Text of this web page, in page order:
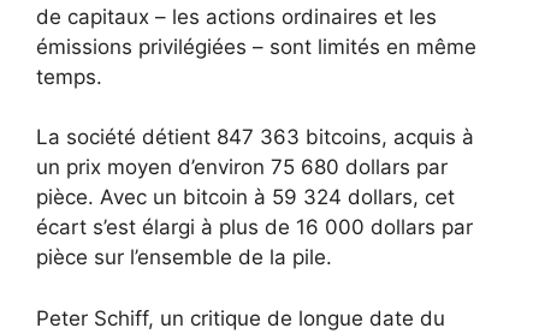
de capitaux – les actions ordinaires et les
émissions privilégiées – sont limités en même
temps.
La société détient 847 363 bitcoins, acquis à
un prix moyen d’environ 75 680 dollars par
pièce. Avec un bitcoin à 59 324 dollars, cet
écart s’est élargi à plus de 16 000 dollars par
pièce sur l’ensemble de la pile.
Peter Schiff, un critique de longue date du